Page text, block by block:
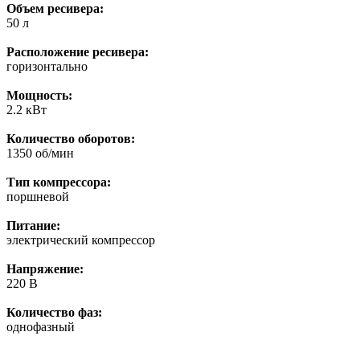
Объем ресивера:
50 л
Расположение ресивера:
горизонтально
Мощность:
2.2 кВт
Количество оборотов:
1350 об/мин
Тип компрессора:
поршневой
Питание:
электрический компрессор
Напряжение:
220 В
Количество фаз:
однофазный